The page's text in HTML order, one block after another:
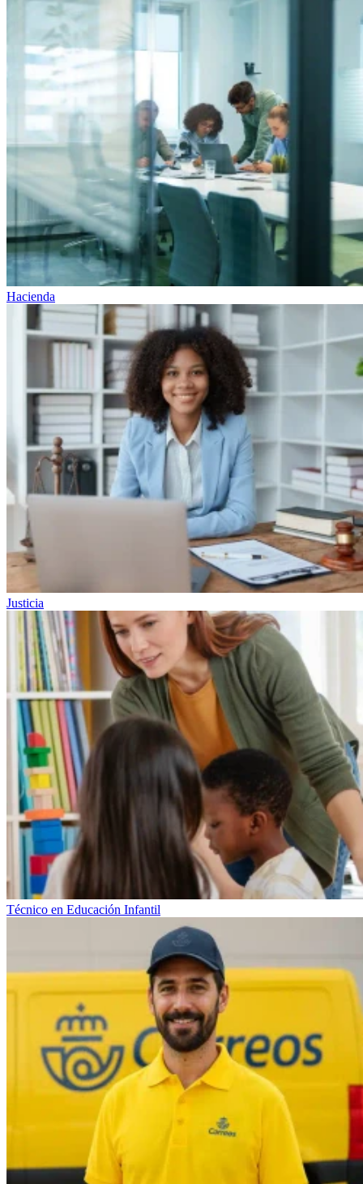
Hacienda
Justicia
Técnico en Educación Infantil